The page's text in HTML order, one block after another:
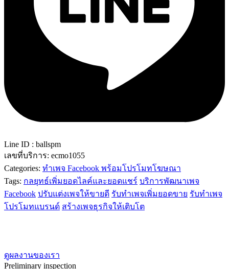
Line ID : ballspm
เลขที่บริการ: ecmo1055
Categories: ทำเพจ Facebook พร้อมโปรโมทโฆษณา
Tags: กลยุทธ์เพิ่มยอดไลค์และยอดแชร์ บริการพัฒนาเพจ
Facebook ปรับแต่งเพจให้ขายดี รับทำเพจเพิ่มยอดขาย รับทำเพจ
โปรโมทแบรนด์ สร้างเพจธุรกิจให้เติบโต
ดูผลงานของเรา
Preliminary inspection